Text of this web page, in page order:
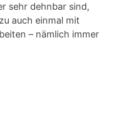
sehr dehnbar sind,
auch einmal mit
– nämlich immer